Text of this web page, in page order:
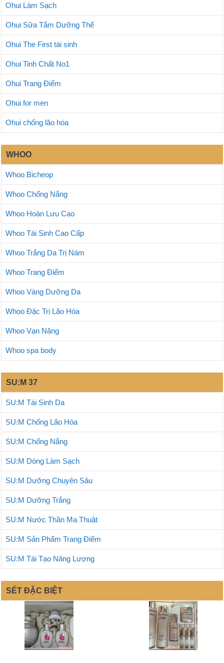
Ohui Làm Sạch
Ohui Sữa Tắm Dưỡng Thể
Ohui The First tái sinh
Ohui Tinh Chất No1
Ohui Trang Điểm
Ohui for men
Ohui chống lão hóa
WHOO
Whoo Bicheop
Whoo Chống Nắng
Whoo Hoàn Lưu Cao
Whoo Tái Sinh Cao Cấp
Whoo Trắng Da Trị Nám
Whoo Trang Điểm
Whoo Vàng Dưỡng Da
Whoo Đặc Trị Lão Hóa
Whoo Vạn Năng
Whoo spa body
SU:M 37
SU:M Tái Sinh Da
SU:M Chống Lão Hóa
SU:M Chống Nắng
SU:M Dòng Làm Sạch
SU:M Dưỡng Chuyên Sâu
SU:M Dưỡng Trắng
SU:M Nước Thần Ma Thuật
SU:M Sản Phẩm Trang Điểm
SU:M Tái Tạo Năng Lượng
SÉT ĐẶC BIỆT